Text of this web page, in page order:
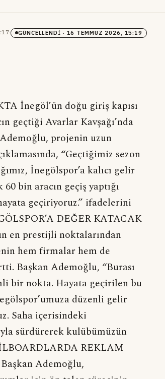
· GÜNCELLENDI · 16 TEMMUZ 2026, 15:19
İnegöl’ün doğu giriş kapısı
geçtiği Avarlar Kavşağı’nda
projenin uzun
“Geçtiğimiz sezon
İnegölspor’a kalıcı gelir
bin aracın geçiş yaptığı
geçiriyoruz.” ifadelerini
DEĞER KATACAK
en prestijli noktalarından
hem firmalar hem de
Başkan Ademoğlu, “Burası
bir nokta. Hayata geçirilen bu
düzenli gelir
Saha içerisindeki
sürdürerek kulübümüzün
REKLAM
Ademoğlu,